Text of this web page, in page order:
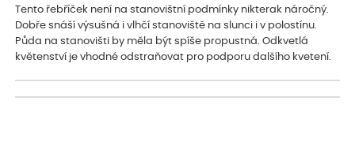
Tento řebříček není na stanovištní podmínky nikterak náročný.
Dobře snáší výsušná i vlhčí stanoviště na slunci i v polostínu.
Půda na stanovišti by měla být spíše propustná. Odkvetlá
květenství je vhodné odstraňovat pro podporu dalšího kvetení.